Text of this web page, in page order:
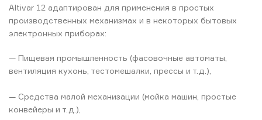
Altivar 12 адаптирован для применения в простых
производственных механизмах и в некоторых бытовых
электронных приборах:
— Пищевая промышленность (фасовочные автоматы,
вентиляция кухонь, тестомешалки, прессы и т.д.),
— Средства малой механизации (мойка машин, простые
конвейеры и т.д.),